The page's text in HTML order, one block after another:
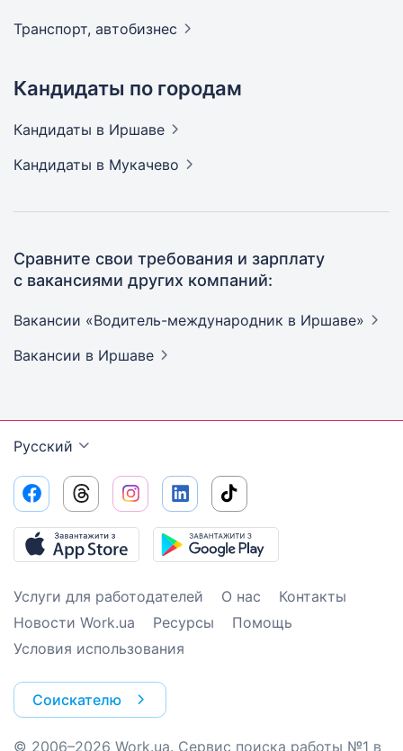
Транспорт, автобизнес
Кандидаты по городам
Кандидаты в Иршаве
Кандидаты в Мукачево
Сравните свои требования и зарплату
с вакансиями других компаний:
Вакансии «Водитель-международник в Иршаве»
Вакансии в Иршаве
Русский
Услуги для работодателей О нас
Контакты
Новости Work.ua
Ресурсы
Помощь
Условия использования
Соискателю
© 2006–2026 Work.ua. Сервис поиска работы №1 в